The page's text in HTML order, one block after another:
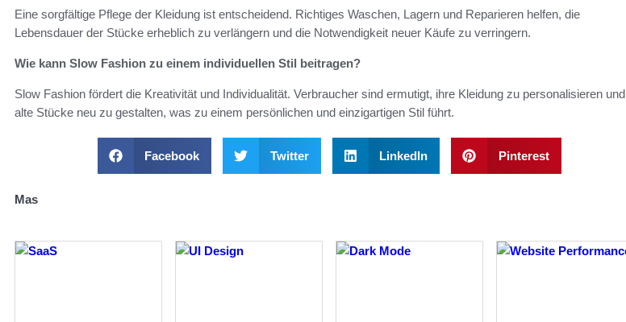
Eine sorgfältige Pflege der Kleidung ist entscheidend. Richtiges Waschen, Lagern und Reparieren helfen, die
Lebensdauer der Stücke erheblich zu verlängern und die Notwendigkeit neuer Käufe zu verringern.
Wie kann Slow Fashion zu einem individuellen Stil beitragen?
Slow Fashion fördert die Kreativität und Individualität. Verbraucher sind ermutigt, ihre Kleidung zu personalisieren und
alte Stücke neu zu gestalten, was zu einem persönlichen und einzigartigen Stil führt.
Facebook Twitter LinkedIn Pinterest
Mas